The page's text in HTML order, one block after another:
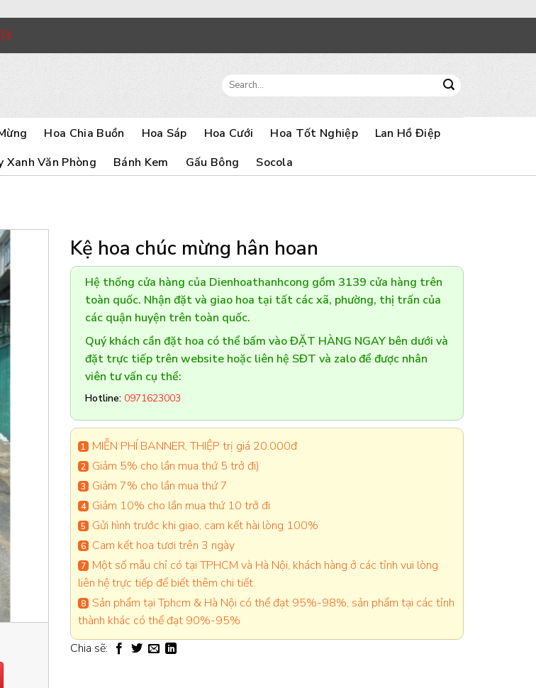
Search
for:
Hoa Chia Buồn Hoa Sáp Hoa Cưới Hoa Tốt Nghiệp
Lan Hồ Điệp
Xanh Văn Phòng Bánh Kem Gấu Bông Socola
Kệ hoa chúc mừng hân hoan
Hệ thống cửa hàng của Dienhoathanhcong gồm 3139 cửa hàng trên
toàn quốc. Nhận đặt và giao hoa tại tất các xã, phường, thị trấn của
các quận huyện trên toàn quốc.
Quý khách cần đặt hoa có thể bấm vào ĐẶT HÀNG NGAY bên dưới và
đặt trực tiếp trên website hoặc liên hệ SĐT và zalo để được nhân
viên tư vấn cụ thể:
Hotline: 0971623003
MIỄN PHÍ BANNER, THIỆP trị giá 20.000đ
Giảm 5% cho lần mua thứ 5 trở đi)
Giảm 7% cho lần mua thứ 7
Giảm 10% cho lần mua thứ 10 trở đi
Gửi hình trước khi giao, cam kết hài lòng 100%
Cam kết hoa tươi trên 3 ngày
Một số mẫu chỉ có tại TPHCM và Hà Nội, khách hàng ở các tỉnh vui lòng
liên hệ trực tiếp để biết thêm chi tiết.
Sản phẩm tại Tphcm & Hà Nội có thể đạt 95%-98%, sản phẩm tại các tỉnh
thành khác có thể đạt 90%-95%
Chia sẽ: